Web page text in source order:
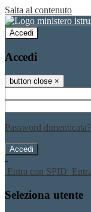
Salta al contenuto
Accedi
Accedi
button close ×
Password dimenticata?
-
Entra con SPID
Seleziona utente